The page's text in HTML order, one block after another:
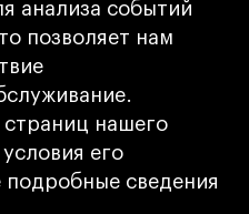
анализа событий
позволяет нам
нашего
его
подробные сведения